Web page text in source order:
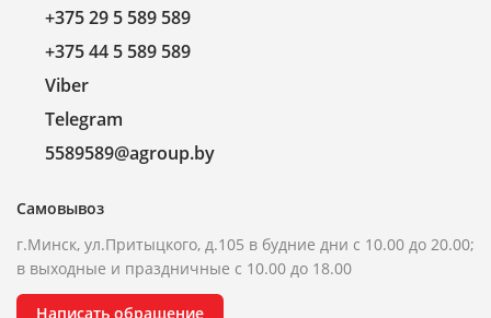
+375 29 5 589 589
+375 44 5 589 589
Viber
Telegram
5589589@agroup.by
Самовывоз
г.Минск, ул.Притыцкого, д.105 в будние дни с 10.00 до 20.00;
в выходные и праздничные с 10.00 до 18.00
Написать обращение